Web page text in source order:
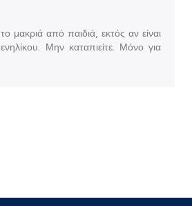
μακριά από παιδιά, εκτός αν είναι
Μην καταπιείτε. Μόνο για